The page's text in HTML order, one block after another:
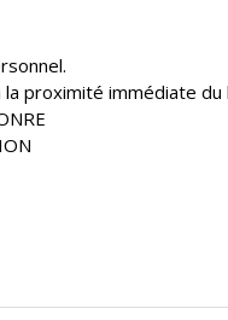
proximité immédiate du